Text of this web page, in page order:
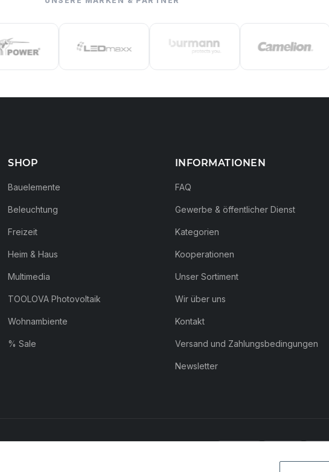
SHOP
Bauelemente
Beleuchtung
Freizeit
Heim & Haus
Multimedia
TOOLOVA Photovoltaik
Wohnambiente
% Sale
INFORMATIONEN
FAQ
Gewerbe & öffentlicher Dienst
Kategorien
Kooperationen
Unser Sortiment
Wir über uns
Kontakt
Versand und Zahlungsbedingungen
Newsletter